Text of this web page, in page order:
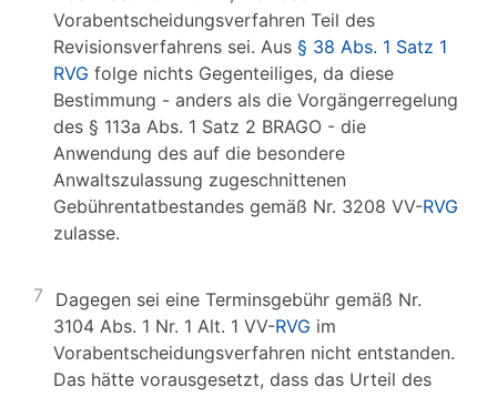
Vorabentscheidungsverfahren Teil des
Revisionsverfahrens sei. Aus § 38 Abs. 1 Satz 1
RVG folge nichts Gegenteiliges, da diese
Bestimmung - anders als die Vorgängerregelung
des § 113a Abs. 1 Satz 2 BRAGO - die
Anwendung des auf die besondere
Anwaltszulassung zugeschnittenen
Gebührentatbestandes gemäß Nr. 3208 VV-RVG
zulasse.
7
Dagegen sei eine Terminsgebühr gemäß Nr.
3104 Abs. 1 Nr. 1 Alt. 1 VV-RVG im
Vorabentscheidungsverfahren nicht entstanden.
Das hätte vorausgesetzt, dass das Urteil des